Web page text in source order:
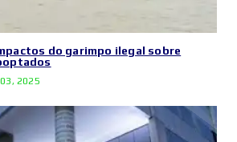
do garimpo ilegal sobre
2025